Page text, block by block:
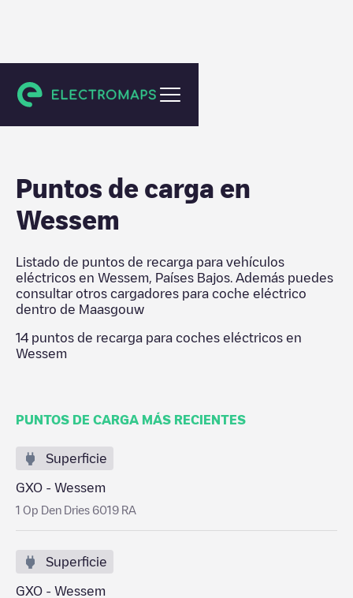
Maasgouw
Puntos de carga en
Wessem
Listado de puntos de recarga para vehículos
eléctricos en Wessem Países Bajos . Además puedes
consultar otros cargadores para coche eléctrico
dentro de Maasgouw
14 puntos de recarga para coches eléctricos en
Wessem
PUNTOS DE CARGA MÁS RECIENTES
Superficie
GXO - Wessem
1 Op Den Dries 6019 RA
Superficie
GXO - Wessem